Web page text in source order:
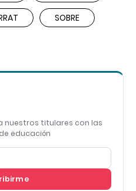
SOBRE
nuestros titulares con las
educación